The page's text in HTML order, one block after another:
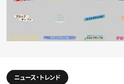
CREATIVE JOB求人検索
特集求人
採用説明会
スキルアップしたい！
ニュース・トレンド